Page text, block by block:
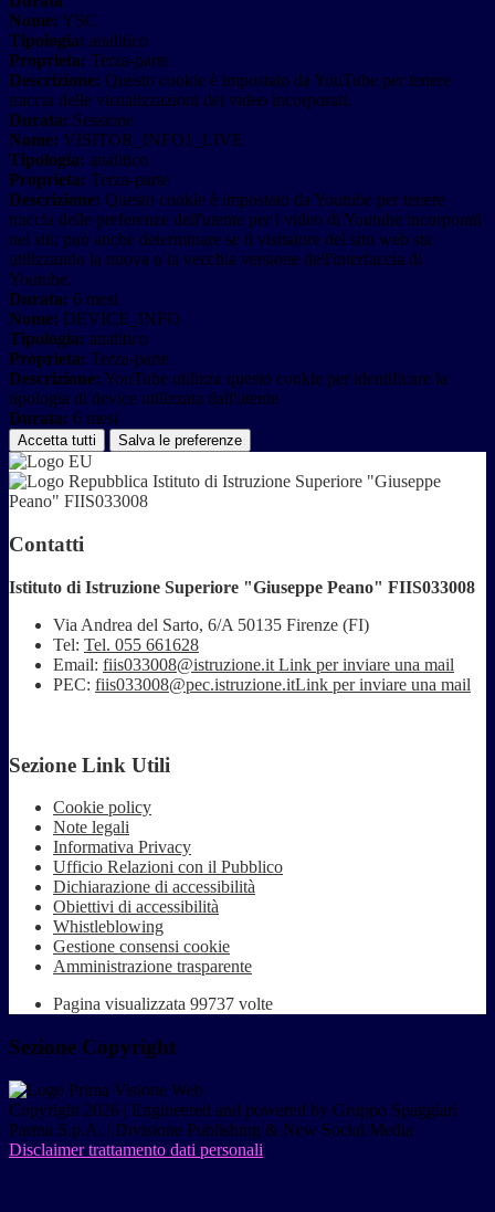
Nome: YSC
Tipologia: analitico
Proprieta: Terza-parte
Descrizione: Questo cookie è impostato da YouTube per tenere
traccia delle visualizzazioni dei video incorporati.
Durata: Sessione
Nome: VISITOR_INFO1_LIVE
Tipologia: analitico
Proprieta: Terza-parte
Descrizione: Questo cookie è impostato da Youtube per tenere
traccia delle preferenze dell'utente per i video di Youtube incorporati
nei siti; può anche determinare se il visitatore del sito web sta
utilizzando la nuova o la vecchia versione dell'interfaccia di
Youtube.
Durata: 6 mesi
Nome: DEVICE_INFO
Tipologia: analitico
Proprieta: Terza-parte
Descrizione: YouTube utilizza questo cookie per identificare la
tipologia di device utilizzata dall'utente
Durata: 6 mesi
Accetta tutti Salva le preferenze
Istituto di Istruzione Superiore "Giuseppe
Peano" FIIS033008
Contatti
Istituto di Istruzione Superiore "Giuseppe Peano" FIIS033008
Via Andrea del Sarto, 6/A 50135 Firenze (FI)
Tel: Tel. 055 661628
Email: fiis033008@istruzione.it Link per inviare una mail
PEC: fiis033008@pec.istruzione.itLink per inviare una mail
Sezione Link Utili
Cookie policy
Note legali
Informativa Privacy
Ufficio Relazioni con il Pubblico
Dichiarazione di accessibilità
Obiettivi di accessibilità
Whistleblowing
Gestione consensi cookie
Amministrazione trasparente
Pagina visualizzata 99737 volte
Sezione Copyright
Copyright 2026 | Engineered and powered by Gruppo Spaggiari
Parma S.p.A. | Divisione Publishing & New Social Media
Disclaimer trattamento dati personali